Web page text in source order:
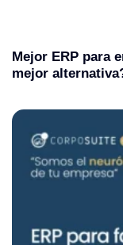
Mejor ERP para
mejor